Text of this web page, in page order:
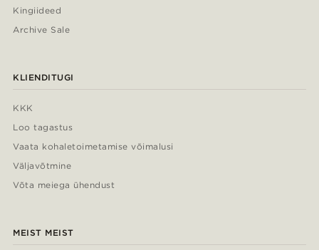
Kingiideed
Archive Sale
KLIENDITUGI
KKK
Loo tagastus
Vaata kohaletoimetamise võimalusi
Väljavõtmine
Võta meiega ühendust
MEIST MEIST